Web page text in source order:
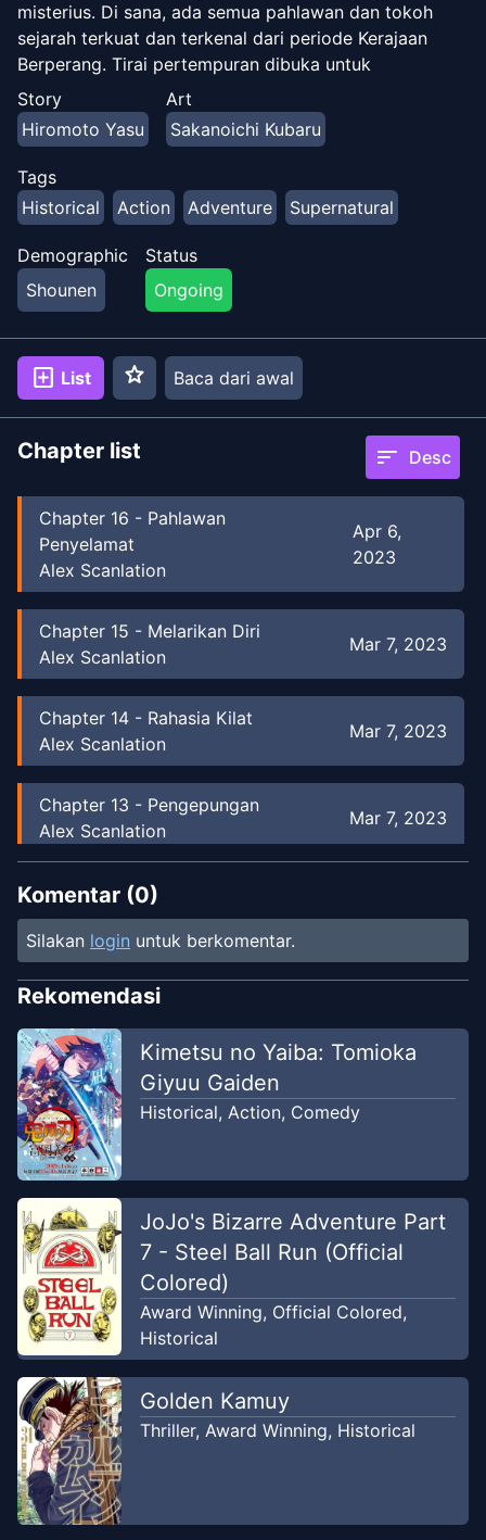
misterius. Di sana, ada semua pahlawan dan tokoh
sejarah terkuat dan terkenal dari periode Kerajaan
Berperang. Tirai pertempuran dibuka untuk
memutuskan siapa pahlawan terkuat, dan siapa yang
akan menjadi penguasa terakhir.
Story
Hiromoto Yasu
Art
Sakanoichi Kubaru
Tags
Historical
Action Adventure Supernatural
Demographic
Shounen
Status
Ongoing
add_box List star Baca dari awal
Chapter list sort Desc
Chapter 16 - Pahlawan
Penyelamat
Alex Scanlation
Apr 6,
2023
Chapter 15 - Melarikan Diri
Alex Scanlation
Mar 7, 2023
Chapter 14 - Rahasia Kilat
Alex Scanlation
Mar 7, 2023
Chapter 13 - Pengepungan
Alex Scanlation
Mar 7, 2023
Chapter12-Taruhan Nyawa
Alex Scanlation
Chapter11-Para Pahlawan Saling
Bertarung
Alex Scanlation
Chapter10 -Susunan
Alex Scanlation
Dec 17, 2022
Chapter9-Medan Perang
Terakhir
Alex Scanlation
2022
Chapter8
Kehormatan Seorang
Pejuang
Alex Scanlation
Dec 17,
Chapter7-
Senjata yang Tidak
Diketahui
Alex Scanlation
Dec 17,
2022
Chapter6
Dec 17, 2022
Komentar (0)
Silakan login untuk berkomentar.
Rekomendasi
Kimetsu no Yaiba: Tomioka
Giyuu Gaiden
Historical, Action, Comedy
JoJo's Bizarre Adventure Part
7 - Steel Ball Run (Official
Colored)
Award Winning, Official Colored,
Historical
Golden Kamuy
Thriller, Award Winning, Historical